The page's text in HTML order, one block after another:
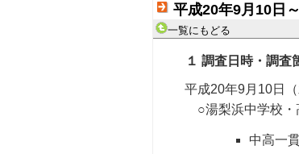
平成20年9月10日
一覧にもどる
１ 調査日時・調査
平成20年9月10日（
○湯梨浜中学校・
中高一